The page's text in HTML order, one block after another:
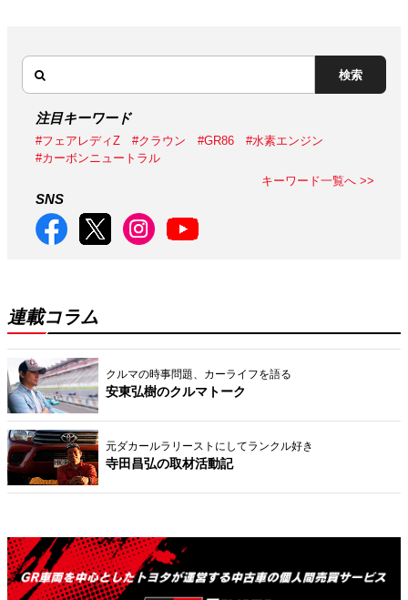
検索
注目キーワード
#フェアレディZ #クラウン #GR86
#水素エンジン
#カーボンニュートラル
キーワード一覧へ >>
SNS
連載コラム
クルマの時事問題、カーライフを語る
安東弘樹のクルマトーク
元ダカールラリーストにしてランクル好き
寺田昌弘の取材活動記